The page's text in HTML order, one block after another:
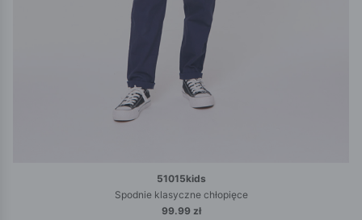
51015kids
Spodnie klasyczne chłopięce
99.99 zł